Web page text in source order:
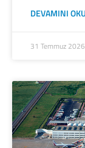
DEVAMINI
31 Temmuz 2026